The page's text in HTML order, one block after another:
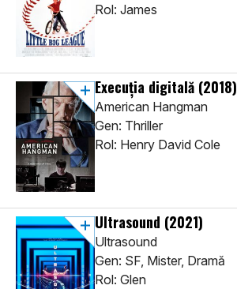
Rol: James
Execuția digitală (2018)
American Hangman
Gen: Thriller
Rol: Henry David Cole
Ultrasound (2021)
Ultrasound
Gen: SF, Mister, Dramă
Rol: Glen